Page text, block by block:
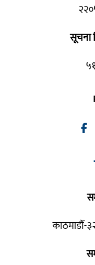
सूचना
काठमाडौँ-